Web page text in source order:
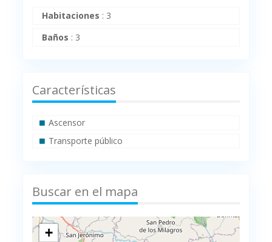
Habitaciones : 3
Baños : 3
Características
Ascensor
Transporte público
Buscar en el mapa
+